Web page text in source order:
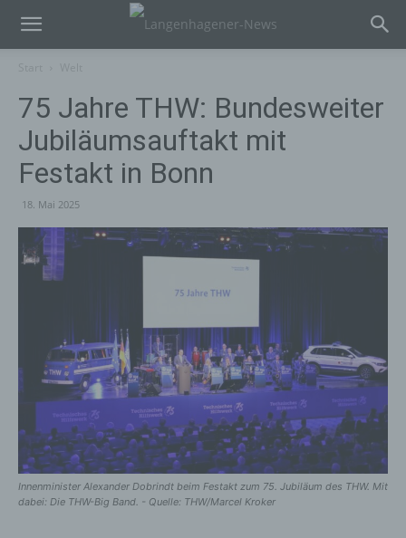
75 Jahre THW: Bundesweiter
Jubiläumsauftakt mit
Festakt in Bonn
18. Mai 2025
Innenminister Alexander Dobrindt beim Festakt zum 75. Jubiläum des THW. Mit
dabei: Die THW-Big Band. - Quelle: THW/Marcel Kroker